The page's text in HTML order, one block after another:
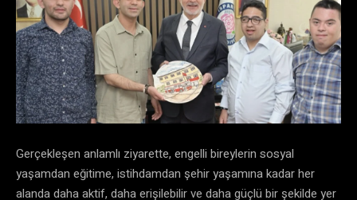
Gerçekleşen anlamlı ziyarette, engelli bireylerin sosyal
yaşamdan eğitime, istihdamdan şehir yaşamına kadar her
alanda daha aktif, daha erişilebilir ve daha güçlü bir şekilde yer